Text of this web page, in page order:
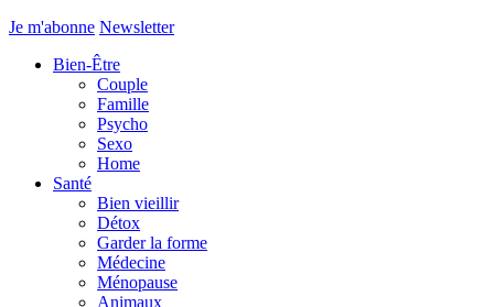
Je m'abonne Newsletter
Bien-Être
Couple
Famille
Psycho
Sexo
Home
Santé
Bien vieillir
Détox
Garder la forme
Médecine
Ménopause
Animaux